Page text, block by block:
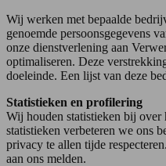
Wij werken met bepaalde
genoemde persoonsgegevens
onze dienstverlening aan
optimaliseren. Deze
doeleinde. Een lijst van deze
Statistieken en profilering
Wij houden statistieken bij over
statistieken verbeteren we ons
privacy te allen tijde
aan ons melden.